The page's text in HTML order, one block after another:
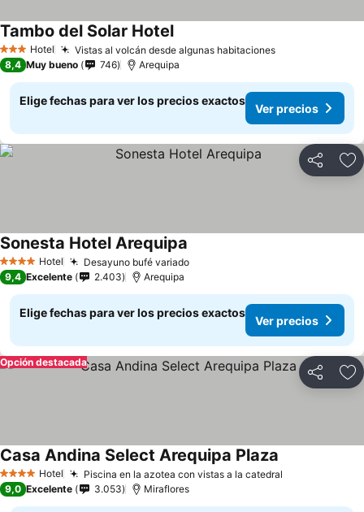
3 Estrellas
Hotel Vistas al volcán desde algunas habitaciones
Tambo del Solar Hotel
8,4 Muy bueno 746 Arequipa
Elige fechas para ver los precios exactos
Ver precios
Compartir
4 EstrellasHotel Desayuno bufé variado
Sonesta Hotel Arequipa
9,4 Excelente 2.403 Arequipa
Elige fechas para ver los precios exactos
Ver precios
Compartir
Opción destacada
4 EstrellasHotel Piscina en la azotea con vistas a la catedral
Casa Andina Select Arequipa Plaza
9,0 Excelente 3.053 Miraflores